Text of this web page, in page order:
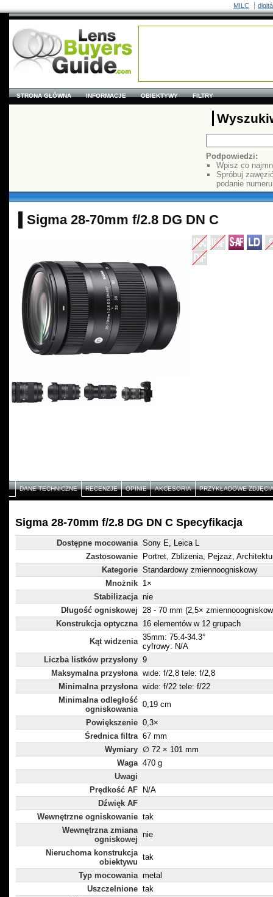
MILC
STRONA GŁÓWNA INFORMACJE OBIEKTYWY FILTRY
Podpowiedzi:
Wpisz co
Spróbuj
podanie
Sigma 28-70mm f/2.8 DG DN C
DANE TECHNICZNE RECENZJE OPINIE AKCESORIA PRZYKŁADOWE
Sigma 28-70mm f/2.8 DG DN C Specyfikacja
Dostępne mocowania Sony E, Leica L
Zastosowanie
Portret, Zbliżenia, Pejzaż,
Kategorie Standardowy zmiennoogniskowy
Mnożnik 1×
Stabilizacja nie
Długość ogniskowej 28 - 70 mm (2,5×
Konstrukcja optyczna 16 elementów w 12 grupach
Kąt widzenia 35mm: 75.4-34.3°
cyfrowy: N/A
Liczba listków przysłony 9
Maksymalna przysłona wide: f/2,8 tele: f/2,8
Minimalna przysłona wide: f/22 tele: f/22
Minimalna odległość
ogniskowania
0,19 cm
Powiększenie 0,3×
Średnica filtra 67 mm
Wymiary ∅ 72 × 101 mm
Waga 470 g
Uwagi
Prędkość AF
N/A
Dźwięk AF
Wewnętrzne ogniskowanie tak
Wewnętrzna zmiana
ogniskowej
nie
Nieruchoma konstrukcja
obiektywu
tak
Typ mocowania metal
Uszczelnione tak